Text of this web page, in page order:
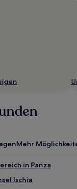
Mehr
in Panza
Ischia